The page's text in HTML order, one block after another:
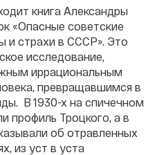
книга Александры
«Опасные советские
и страхи в СССР». Это
исследование,
иррациональным
превращавшимся в
В 1930-х на спичечном
профиль Троцкого, а в
об отравленных
из уст в уста